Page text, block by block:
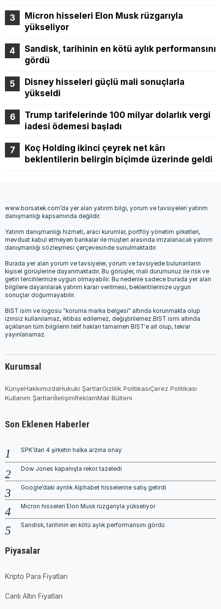
Micron hisseleri Elon Musk rüzgarıyla
yükseliyor
Sandisk, tarihinin en kötü aylık performansını
gördü
Disney hisseleri güçlü mali sonuçlarla
yükseldi
Trump tarifelerinde 100 milyar dolarlık vergi
iadesi ödemesi başladı
Koç Holding ikinci çeyrek net kârı
beklentilerin belirgin biçimde üzerinde geldi
www.borsatek.com’da yer alan yatırım bilgi, yorum ve tavsiyeleri yatırım
danışmanlığı kapsamında değildir.
Yatırım danışmanlığı hizmeti, aracı kurumlar, portföy yönetim şirketleri,
mevduat kabul etmeyen bankalar ile müşteri arasında imzalanacak yatırım
danışmanlığı sözleşmesi çerçevesinde sunulmaktadır.
Burada yer alan yorum ve tavsiyeler, yorum ve tavsiyede bulunanların
kişisel görüşlerine dayanmaktadır. Bu görüşler, mali durumunuz ile risk ve
getiri tercihlerinize uygun olmayabilir. Bu nedenle sadece burada yer alan
bilgilere dayanılarak yatırım kararı verilmesi, beklentilerinize uygun
sonuçlar doğurmayabilir.
BIST isim ve logosu "koruma marka belgesi" altında korunmakta olup
izinsiz kullanılamaz, iktibas edilemez, değiştirilemez.BIST ismi altında
açıklanan tüm bilgilerin telif hakları tamamen BIST'e ait olup, tekrar
yayınlanamaz.
Kurumsal
KünyeHakkımızdaHukuki ŞartlarGizlilik PolitikasıÇerez Politikası
Kullanım ŞartlarıİletişimReklamMail Bülteni
Son Eklenen Haberler
SPK’dan 4 şirketin halka arzına onay
Dow Jones kapanışta rekor tazeledi
Google’daki ayrılık Alphabet hisselerine satış getirdi
Micron hisseleri Elon Musk rüzgarıyla yükseliyor
Sandisk, tarihinin en kötü aylık performansını gördü
Piyasalar
Kripto Para Fiyatları
Canlı Altın Fiyatları